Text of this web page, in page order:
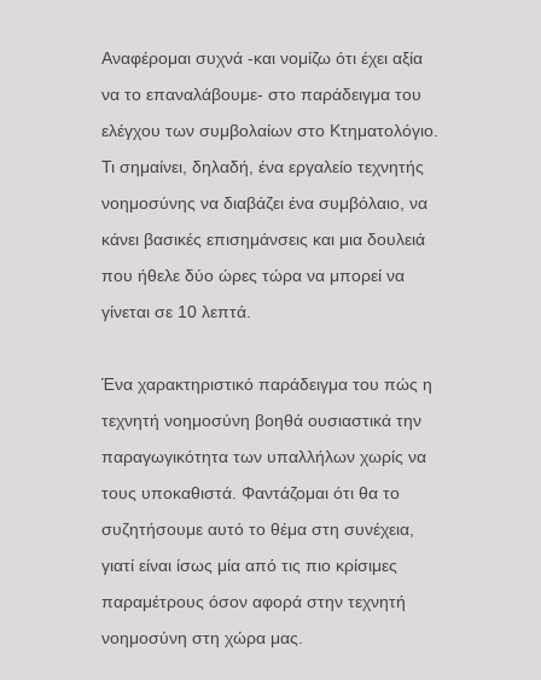
Αναφέρομαι συχνά -και νομίζω ότι έχει αξία
να το επαναλάβουμε- στο παράδειγμα του
ελέγχου των συμβολαίων στο Κτηματολόγιο.
Τι σημαίνει, δηλαδή, ένα εργαλείο τεχνητής
νοημοσύνης να διαβάζει ένα συμβόλαιο, να
κάνει βασικές επισημάνσεις και μια δουλειά
που ήθελε δύο ώρες τώρα να μπορεί να
γίνεται σε 10 λεπτά.
Ένα χαρακτηριστικό παράδειγμα του πώς η
τεχνητή νοημοσύνη βοηθά ουσιαστικά την
παραγωγικότητα των υπαλλήλων χωρίς να
τους υποκαθιστά. Φαντάζομαι ότι θα το
συζητήσουμε αυτό το θέμα στη συνέχεια,
γιατί είναι ίσως μία από τις πιο κρίσιμες
παραμέτρους όσον αφορά στην τεχνητή
νοημοσύνη στη χώρα μας.